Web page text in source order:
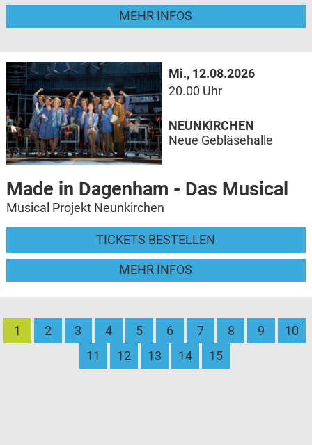
MEHR INFOS
Mi., 12.08.2026
20.00 Uhr
Made in Dagenham - Das Musical
Musical Projekt Neunkirchen
TICKETS BESTELLEN
MEHR INFOS
NEUNKIRCHEN
Neue Gebläsehalle
1 2 3 4 5 6 7 8 9
10
11
12 13 14 15